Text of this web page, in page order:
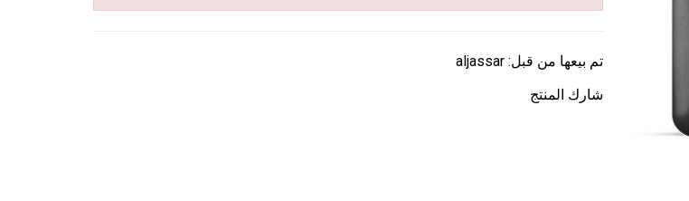
تم بيعها من قبل: aljassar
شارك المنتج